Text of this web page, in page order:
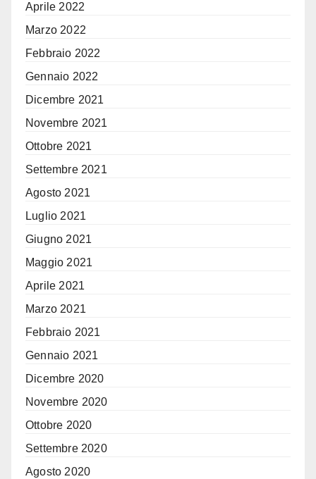
Aprile 2022
Marzo 2022
Febbraio 2022
Gennaio 2022
Dicembre 2021
Novembre 2021
Ottobre 2021
Settembre 2021
Agosto 2021
Luglio 2021
Giugno 2021
Maggio 2021
Aprile 2021
Marzo 2021
Febbraio 2021
Gennaio 2021
Dicembre 2020
Novembre 2020
Ottobre 2020
Settembre 2020
Agosto 2020